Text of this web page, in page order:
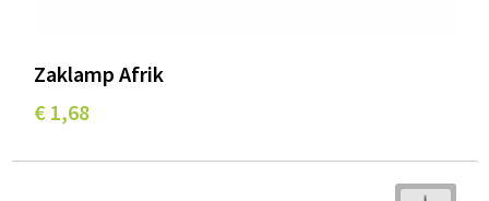
Zaklamp Afrik
€ 1,68